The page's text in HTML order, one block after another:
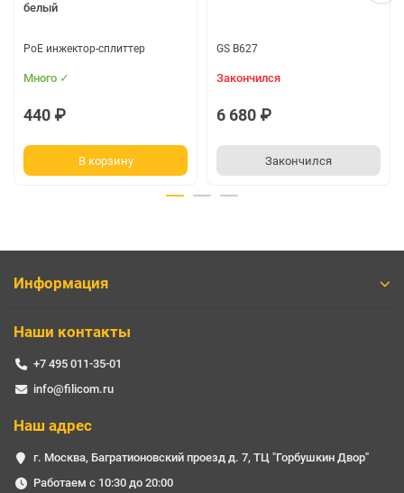
белый
PoE инжектор-сплиттер
Много ✓
440 ₽
В корзину
GS B627
Закончился
6 680 ₽
Закончился
Информация
Наши контакты
+7 495 011-35-01
info@filicom.ru
Наш адрес
г. Москва, Багратионовский проезд д. 7, ТЦ "Горбушкин Двор"
Работаем с 10:30 до 20:00